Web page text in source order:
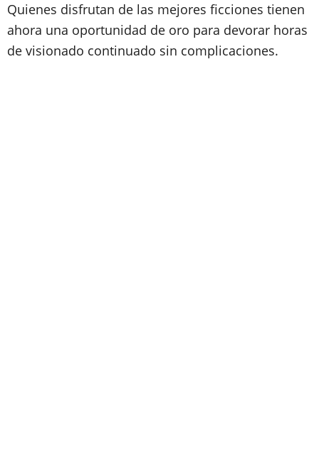
Quienes disfrutan de las mejores ficciones tienen
ahora una oportunidad de oro para devorar horas
de visionado continuado sin complicaciones.